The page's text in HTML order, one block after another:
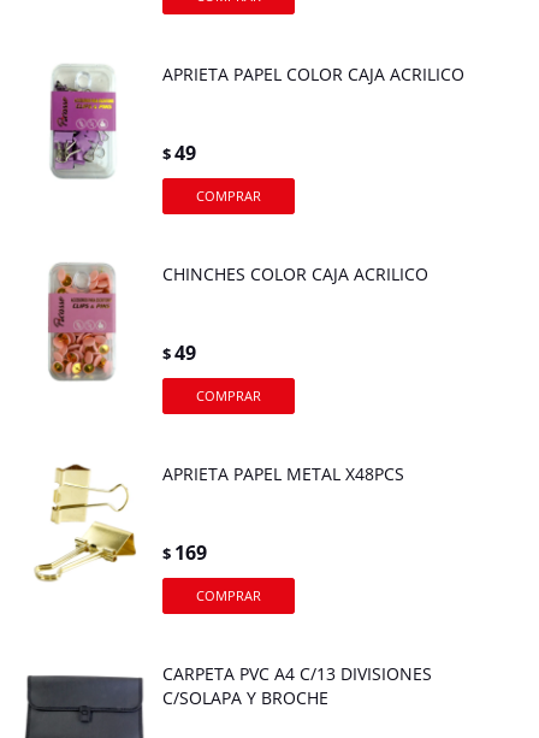
APRIETA PAPEL COLOR CAJA ACRILICO
$49
CHINCHES COLOR CAJA ACRILICO
$49
APRIETA PAPEL METAL X48PCS
$ 169
CARPETA PVC A4 C/13 DIVISIONES
C/SOLAPA Y BROCHE